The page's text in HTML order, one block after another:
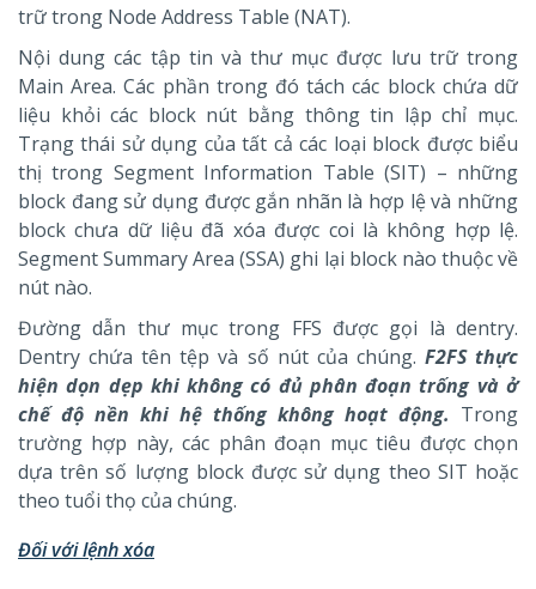
trữ trong Node Address Table (NAT).
Nội dung các tập tin và thư mục được lưu trữ trong
Main Area. Các phần trong đó tách các block chứa dữ
liệu khỏi các block nút bằng thông tin lập chỉ mục.
Trạng thái sử dụng của tất cả các loại block được biểu
thị trong Segment Information Table (SIT) – những
block đang sử dụng được gắn nhãn là hợp lệ và những
block chưa dữ liệu đã xóa được coi là không hợp lệ.
Segment Summary Area (SSA) ghi lại block nào thuộc về
nút nào.
Đường dẫn thư mục trong FFS được gọi là dentry.
Dentry chứa tên tệp và số nút của chúng. F2FS thực
hiện dọn dẹp khi không có đủ phân đoạn trống và ở
chế độ nền khi hệ thống không hoạt động. Trong
trường hợp này, các phân đoạn mục tiêu được chọn
dựa trên số lượng block được sử dụng theo SIT hoặc
theo tuổi thọ của chúng.
Đối với lệnh xóa